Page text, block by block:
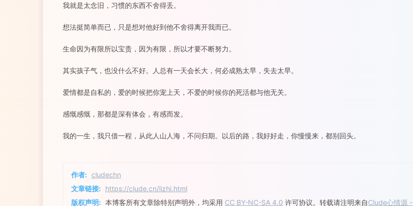
我就是太念旧，习惯的东西不舍得丢。
想法挺简单而已，只是想对他好到他不舍得离开我而已。
生命因为有限所以宝贵，因为有限，所以才要不断努力。
其实孩子气，也没什么不好。人总有一天会长大，何必成熟太早，失去太早。
爱情都是自私的，爱的时候把你宠上天，不爱的时候你的死活都与他无关。
感慨感慨，那都是深有体会，有感而发。
我的一生，我只借一程，从此人山人海，不问归期。以后的路，我好好走，你慢慢来，都别回头。
作者: cludechn
文章链接: https://clude.cn/lizhi.html
版权声明: 本博客所有文章除特别声明外，均采用 CC BY-NC-SA 4.0 许可协议。转载请注明来自Clude心情源 -